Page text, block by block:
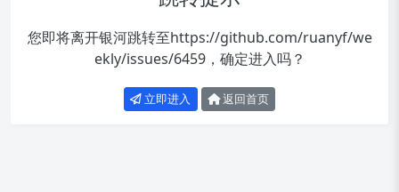
您即将离开银河跳转至https://github.com/ruanyf/we
ekly/issues/6459，确定进入吗？
立即进入 返回首页